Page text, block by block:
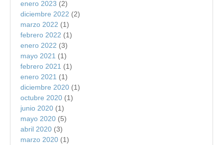
enero 2023 (2)
diciembre 2022 (2)
marzo 2022 (1)
febrero 2022 (1)
enero 2022 (3)
mayo 2021 (1)
febrero 2021 (1)
enero 2021 (1)
diciembre 2020 (1)
octubre 2020 (1)
junio 2020 (1)
mayo 2020 (5)
abril 2020 (3)
marzo 2020 (1)